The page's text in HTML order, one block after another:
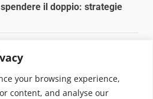
your browsing experience,
content, and analyse our
il doppio: strategie
3 ingredienti che
chimici